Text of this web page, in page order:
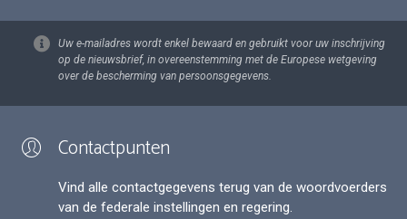
Uw e-mailadres wordt enkel bewaard en gebruikt voor uw inschrijving
op de nieuwsbrief, in overeenstemming met de Europese wetgeving
over de bescherming van persoonsgegevens.
Contactpunten
Vind alle contactgegevens terug van de woordvoerders
van de federale instellingen en regering.